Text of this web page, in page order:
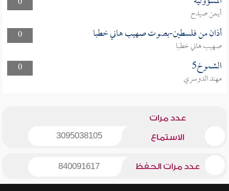
أيمن صيدح
0
أذان من فلسطين-بصوت صهيب هاني خطبا
صهيب هاني خطبا
0
الشموخ5
مهند الدوسري
عدد مرات
الاستماع 3095038105
عدد مرات الحفظ 840091617